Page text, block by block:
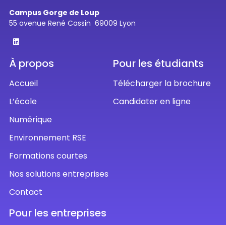
Campus Gorge de Loup
55 avenue René Cassin 69009 Lyon
À propos
Accueil
L’école
Numérique
Environnement RSE
Formations courtes
Nos solutions entreprises
Contact
Pour les étudiants
Télécharger la brochure
Candidater en ligne
Pour les entreprises